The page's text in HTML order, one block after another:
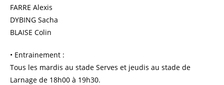
FARRE Alexis
DYBING Sacha
BLAISE Colin
• Entrainement :
Tous les mardis au stade Serves et jeudis au stade de
Larnage de 18h00 à 19h30.